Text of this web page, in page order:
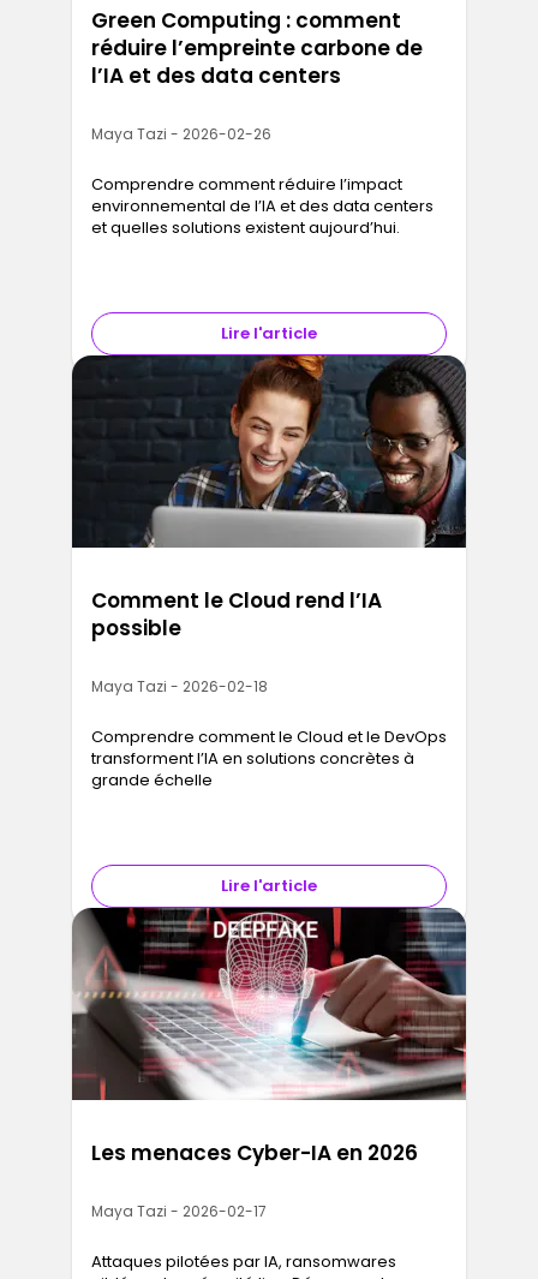
Green Computing : comment
réduire l’empreinte carbone de
l’IA et des data centers
Maya Tazi - 2026-02-26
Comprendre comment réduire l’impact
environnemental de l’IA et des data centers
et quelles solutions existent aujourd’hui.
Lire l'article
Comment le Cloud rend l’IA
possible
Maya Tazi - 2026-02-18
Comprendre comment le Cloud et le DevOps
transforment l’IA en solutions concrètes à
grande échelle
Lire l'article
Les menaces Cyber-IA en 2026
Maya Tazi - 2026-02-17
Attaques pilotées par IA, ransomwares